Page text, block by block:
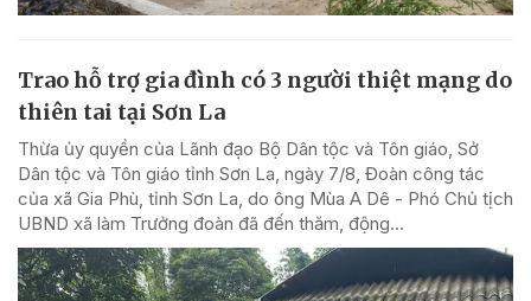
Trao hỗ trợ gia đình có 3 người thiệt mạng do
thiên tai tại Sơn La
Thừa ủy quyền của Lãnh đạo Bộ Dân tộc và Tôn giáo, Sở
Dân tộc và Tôn giáo tỉnh Sơn La, ngày 7/8, Đoàn công tác
của xã Gia Phù, tỉnh Sơn La, do ông Mùa A Dê - Phó Chủ tịch
UBND xã làm Trưởng đoàn đã đến thăm, động...